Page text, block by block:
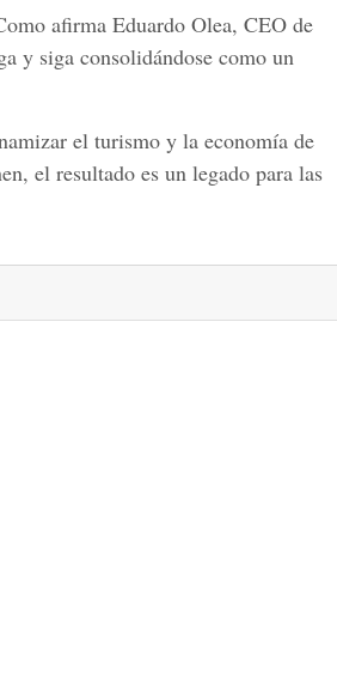
afirma Eduardo Olea, CEO de
y siga consolidándose como un
el turismo y la economía de
el resultado es un legado para las